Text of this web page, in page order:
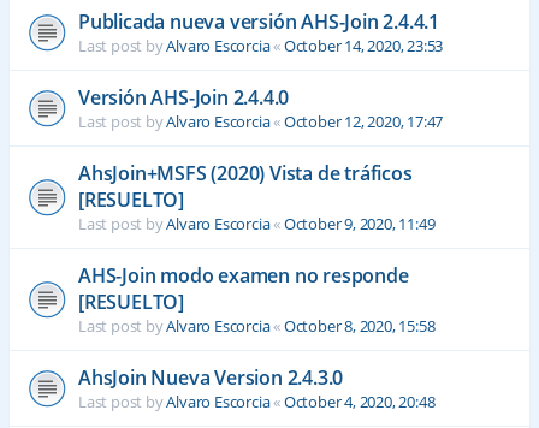
Publicada nueva versión AHS-Join 2.4.4.1
Last post byAlvaro Escorcia«October 14, 2020, 23:53
Versión AHS-Join 2.4.4.0
Last post byAlvaro Escorcia«October 12, 2020, 17:47
AhsJoin+MSFS (2020) Vista de tráficos
[RESUELTO]
Last post byAlvaro Escorcia«October 9, 2020, 11:49
AHS-Join modo examen no responde
[RESUELTO]
Last post byAlvaro Escorcia«October 8, 2020, 15:58
AhsJoin Nueva Version 2.4.3.0
Last post byAlvaro Escorcia«October 4, 2020, 20:48